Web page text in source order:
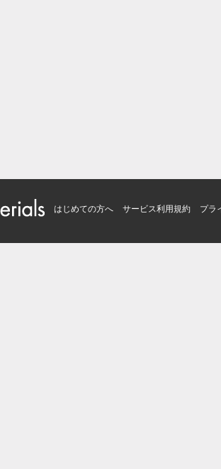
はじめての方へ サービス利用規約 プラ